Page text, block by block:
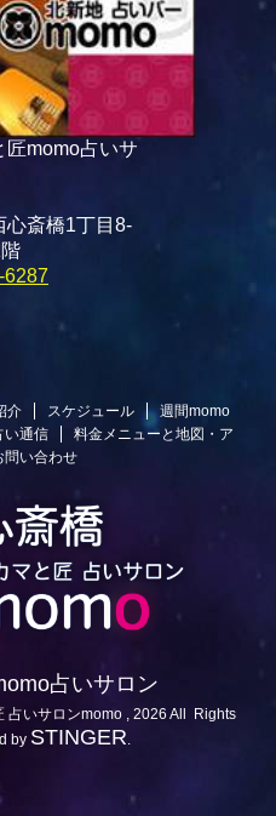
匠momo占いサ
心斎橋1丁目8-
6287
介 スケジュール
週間momo
い通信
料金メニューと地図・ア
問い合わせ
占いサロン
占いサロンmomo , 2026 All Rights
by STINGER